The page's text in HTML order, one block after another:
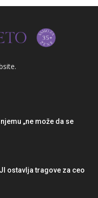
„ne može da se
ostavlja tragove za ceo